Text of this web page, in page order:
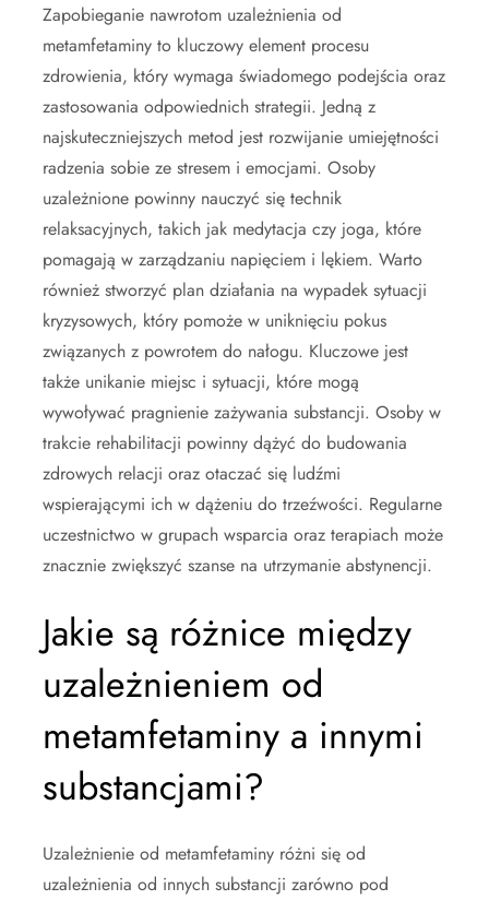
Zapobieganie nawrotom uzależnienia od
metamfetaminy to kluczowy element procesu
zdrowienia, który wymaga świadomego podejścia oraz
zastosowania odpowiednich strategii. Jedną z
najskuteczniejszych metod jest rozwijanie umiejętności
radzenia sobie ze stresem i emocjami. Osoby
uzależnione powinny nauczyć się technik
relaksacyjnych, takich jak medytacja czy joga, które
pomagają w zarządzaniu napięciem i lękiem. Warto
również stworzyć plan działania na wypadek sytuacji
kryzysowych, który pomoże w uniknięciu pokus
związanych z powrotem do nałogu. Kluczowe jest
także unikanie miejsc i sytuacji, które mogą
wywoływać pragnienie zażywania substancji. Osoby w
trakcie rehabilitacji powinny dążyć do budowania
zdrowych relacji oraz otaczać się ludźmi
wspierającymi ich w dążeniu do trzeźwości. Regularne
uczestnictwo w grupach wsparcia oraz terapiach może
znacznie zwiększyć szanse na utrzymanie abstynencji.
Jakie są różnice między
uzależnieniem od
metamfetaminy a innymi
substancjami?
Uzależnienie od metamfetaminy różni się od
uzależnienia od innych substancji zarówno pod